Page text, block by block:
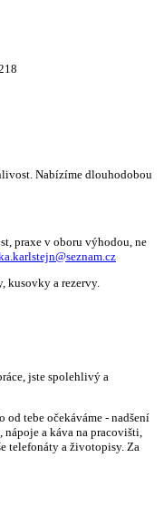
Nabízíme dlouhodobou
praxe v oboru výhodou, ne
kusovky a rezervy.
jste spolehlivý a
tebe očekáváme - nadšení
a káva na pracovišti,
telefonáty a životopisy. Za